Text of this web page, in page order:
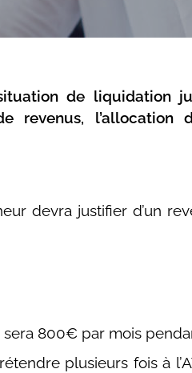
de liquidation
revenus, l’allocation
devra justifier d’un
800€ par mois
plusieurs fois à